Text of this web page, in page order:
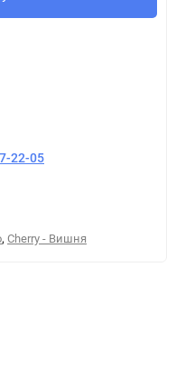
22-05
, Cherry - Вишня